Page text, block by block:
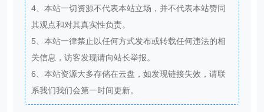
4、本站一切资源不代表本站立场，并不代表本站赞同
其观点和对其真实性负责。
5、本站一律禁止以任何方式发布或转载任何违法的相
关信息，访客发现请向站长举报。
6、本站资源大多存储在云盘，如发现链接失效，请联
系我们我们会第一时间更新。